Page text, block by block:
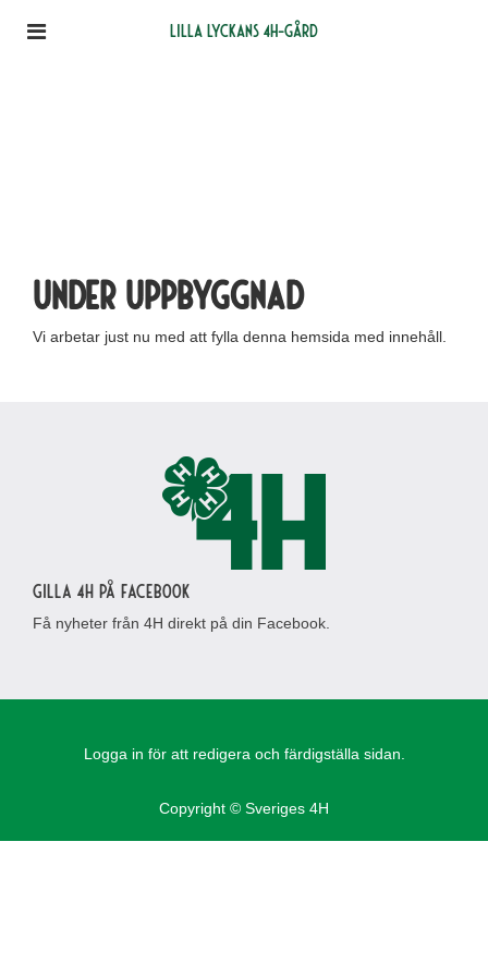
Lilla Lyckans 4H-gård
Under uppbyggnad
Vi arbetar just nu med att fylla denna hemsida med innehåll.
Gilla 4H på Facebook
Få nyheter från 4H direkt på din Facebook.
Logga in för att redigera och färdigställa sidan.
Copyright © Sveriges 4H